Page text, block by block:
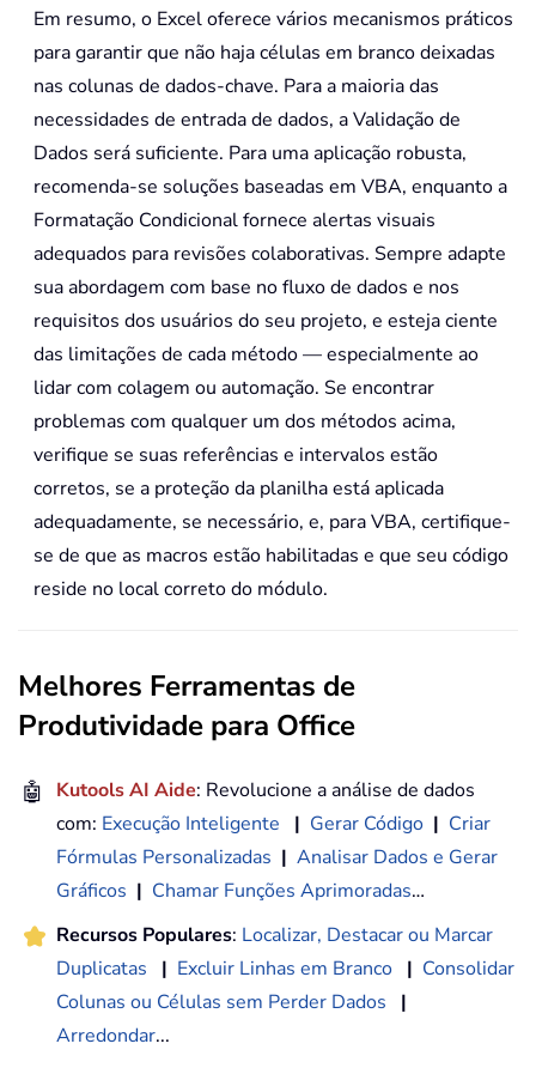
Em resumo, o Excel oferece vários mecanismos práticos
para garantir que não haja células em branco deixadas
nas colunas de dados-chave. Para a maioria das
necessidades de entrada de dados, a Validação de
Dados será suficiente. Para uma aplicação robusta,
recomenda-se soluções baseadas em VBA, enquanto a
Formatação Condicional fornece alertas visuais
adequados para revisões colaborativas. Sempre adapte
sua abordagem com base no fluxo de dados e nos
requisitos dos usuários do seu projeto, e esteja ciente
das limitações de cada método — especialmente ao
lidar com colagem ou automação. Se encontrar
problemas com qualquer um dos métodos acima,
verifique se suas referências e intervalos estão
corretos, se a proteção da planilha está aplicada
adequadamente, se necessário, e, para VBA, certifique-
se de que as macros estão habilitadas e que seu código
reside no local correto do módulo.
Melhores Ferramentas de
Produtividade para Office
🤖 Kutools AI Aide: Revolucione a análise de dados
com: Execução Inteligente | Gerar Código | Criar
Fórmulas Personalizadas | Analisar Dados e Gerar
Gráficos | Chamar Funções Aprimoradas…
Recursos Populares: Localizar, Destacar ou Marcar
Duplicatas
| Excluir Linhas em Branco | Consolidar
Colunas ou Células sem Perder Dados
|
Arredondar...